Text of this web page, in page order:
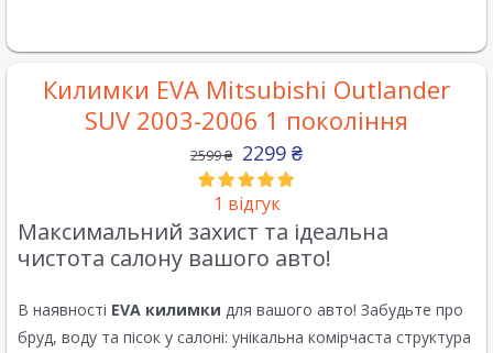
Килимки EVA Mitsubishi Outlander
SUV 2003-2006 1 покоління
2599₴ 2299 ₴
1 відгук
Максимальний захист та ідеальна
чистота салону вашого авто!
В наявності EVA килимки для вашого авто! Забудьте про
бруд, воду та пісок у салоні: унікальна комірчаста структура